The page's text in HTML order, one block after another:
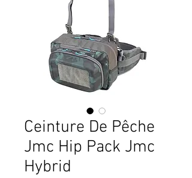
Ceinture De Pêche
Jmc Hip Pack Jmc
Hybrid